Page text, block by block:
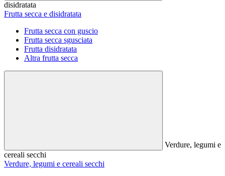
disidratata
Frutta secca e disidratata
Frutta secca con guscio
Frutta secca sgusciata
Frutta disidratata
Altra frutta secca
Verdure, legumi e
cereali secchi
Verdure, legumi e cereali secchi